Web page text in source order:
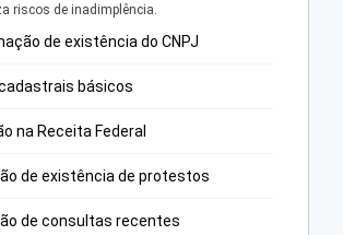
riscos de inadimplência.
de existência do CNPJ
básicos
na Receita Federal
de existência de protestos
de consultas recentes